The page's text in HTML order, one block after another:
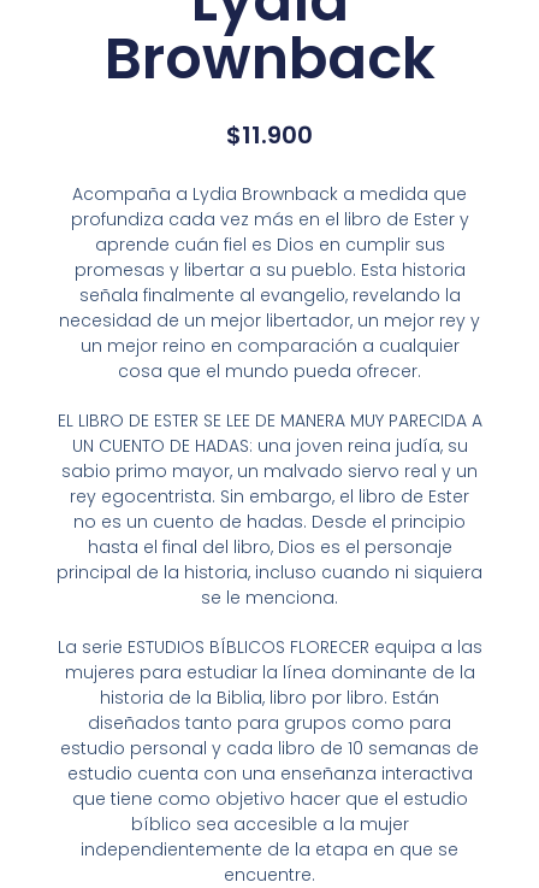
Brownback
$11.900
Acompaña a Lydia Brownback a medida que
profundiza cada vez más en el libro de Ester y
aprende cuán fiel es Dios en cumplir sus
promesas y libertar a su pueblo. Esta historia
señala finalmente al evangelio, revelando la
necesidad de un mejor libertador, un mejor rey y
un mejor reino en comparación a cualquier
cosa que el mundo pueda ofrecer.
EL LIBRO DE ESTER SE LEE DE MANERA MUY PARECIDA A
UN CUENTO DE HADAS: una joven reina judía, su
sabio primo mayor, un malvado siervo real y un
rey egocentrista. Sin embargo, el libro de Ester
no es un cuento de hadas. Desde el principio
hasta el final del libro, Dios es el personaje
principal de la historia, incluso cuando ni siquiera
se le menciona.
La serie ESTUDIOS BÍBLICOS FLORECER equipa a las
mujeres para estudiar la línea dominante de la
historia de la Biblia, libro por libro. Están
diseñados tanto para grupos como para
estudio personal y cada libro de 10 semanas de
estudio cuenta con una enseñanza interactiva
que tiene como objetivo hacer que el estudio
bíblico sea accesible a la mujer
independientemente de la etapa en que se
encuentre.